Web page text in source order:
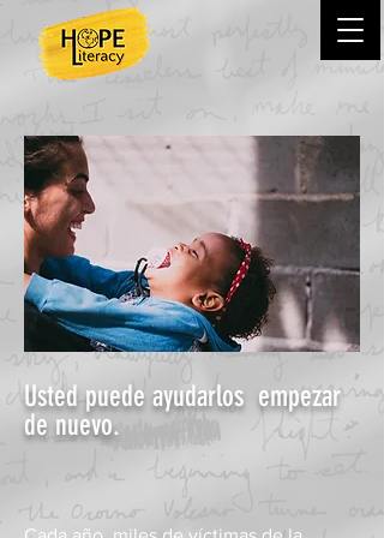
Arriesgaron todo para empezar de
nuevo.
Usted puede ayudarlos empezar
de nuevo.